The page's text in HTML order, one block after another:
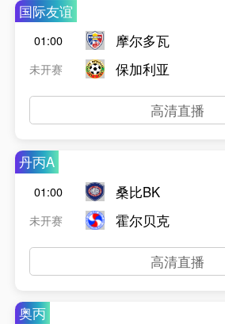
国际友谊
01:00
未开赛
摩尔多瓦
保加利亚
高清直播
丹丙A
01:00
未开赛
桑比BK
霍尔贝克
高清直播
奥丙